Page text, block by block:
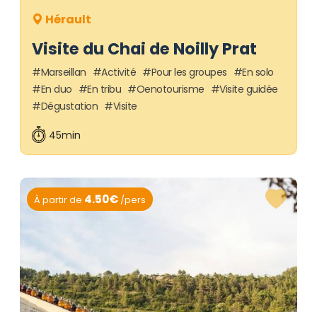
Visite du Chai de Noilly Prat
Hérault
Marseillan Activité Pour les groupes
En solo
En duo
En tribu Oenotourisme
Visite guidée
Dégustation
Visite
45min
À partir de 4.50€ /pers